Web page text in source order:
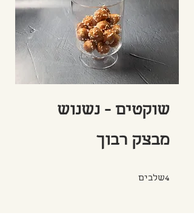
שוקטים - נשנוש
מבצק רבוך
4שלבים